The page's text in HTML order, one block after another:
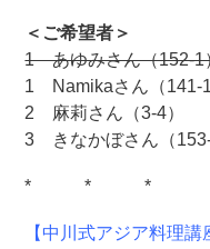
＜ご希望者＞
1 あゆみさん（152-1
1 Namikaさん（141-1
2 麻莉さん（3-4）
3 きなかぼさん（153-
* * *
【中川式アジア料理